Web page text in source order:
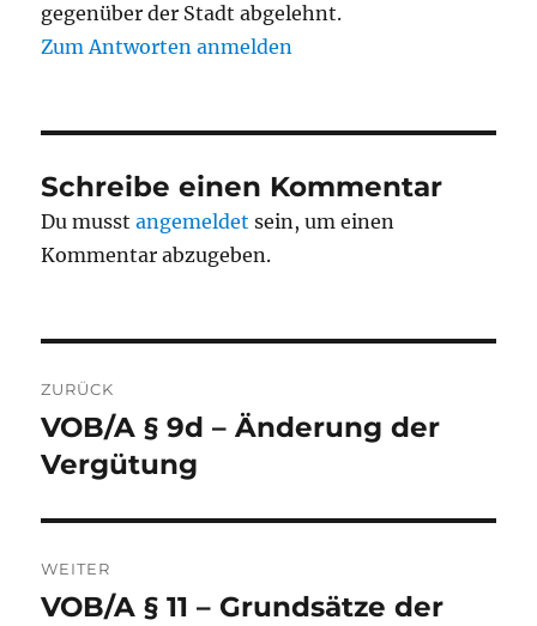
gegenüber der Stadt abgelehnt.
Zum Antworten anmelden
Schreibe einen Kommentar
Du musstangemeldet sein, um einen
Kommentar abzugeben.
ZURÜCK
Vorheriger
Beitrag:
VOB/A § 9d – Änderung der
Vergütung
WEITER
Nächster
VOB/A § 11 – Grundsätze der